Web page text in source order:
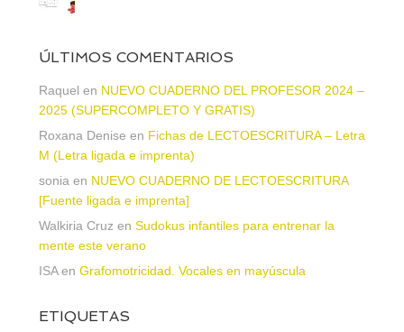
ÚLTIMOS COMENTARIOS
Raquel en NUEVO CUADERNO DEL PROFESOR 2024 –
2025 (SUPERCOMPLETO Y GRATIS)
Roxana Denise en Fichas de LECTOESCRITURA – Letra
M (Letra ligada e imprenta)
sonia en NUEVO CUADERNO DE LECTOESCRITURA
[Fuente ligada e imprenta]
Walkiria Cruz en Sudokus infantiles para entrenar la
mente este verano
ISAen Grafomotricidad. Vocales en mayúscula
ETIQUETAS